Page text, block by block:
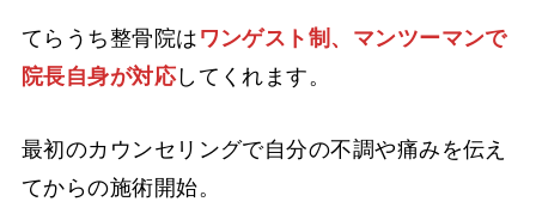
てらうち整骨院は ワンゲスト制、マンツーマンで
院長自身が対応してくれます。
最初のカウンセリングで自分の不調や痛みを伝え
てからの施術開始。